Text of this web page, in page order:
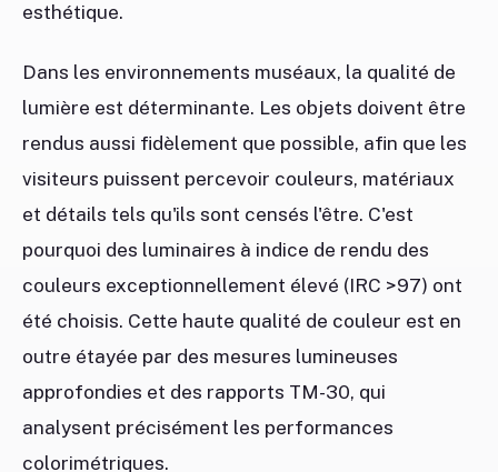
esthétique.
Dans les environnements muséaux, la qualité de
lumière est déterminante. Les objets doivent être
rendus aussi fidèlement que possible, afin que les
visiteurs puissent percevoir couleurs, matériaux
et détails tels qu'ils sont censés l'être. C'est
pourquoi des luminaires à indice de rendu des
couleurs exceptionnellement élevé (IRC >97) ont
été choisis. Cette haute qualité de couleur est en
outre étayée par des mesures lumineuses
approfondies et des rapports TM-30, qui
analysent précisément les performances
colorimétriques.